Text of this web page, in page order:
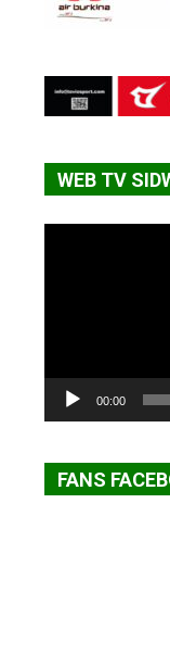
WEB TV
00:00
FANS